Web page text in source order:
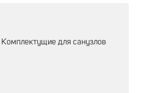
Комплектущие для санузлов